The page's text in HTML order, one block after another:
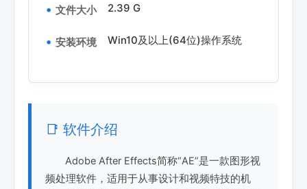
文件大小 2.39 G
安装环境 Win10及以上(64位)操作系统
📑 软件介绍
Adobe After Effects简称“AE”是一款图形视
频处理软件，适用于从事设计和视频特技的机